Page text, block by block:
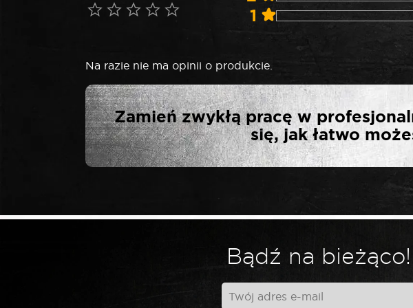
1
Na razie nie ma opinii o produkcie.
NAPISZ PIERWSZĄ
ŚRUB I
Wymagane
Zamień zwykłą pracę w
się, jak łatwo
Bądź na